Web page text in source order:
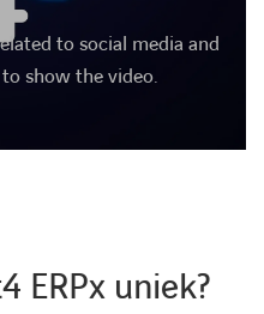
to social media and
show the video.
ERPx uniek?